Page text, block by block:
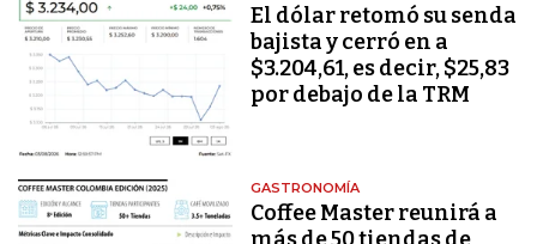
El dólar retomó su senda
bajista y cerró en a
$3.204,61, es decir, $25,83
por debajo de la TRM
GASTRONOMÍA
Coffee Master reunirá a